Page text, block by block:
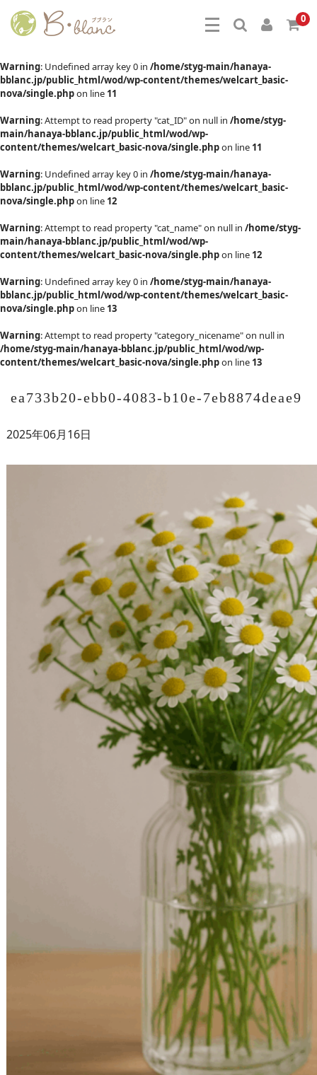
0
Warning: Undefined array key 0 in /home/styg-main/hanaya-
bblanc.jp/public_html/wod/wp-content/themes/welcart_basic-
nova/single.phpon line 11
Warning: Attempt to read property "cat_ID" on null in /home/styg-
main/hanaya-bblanc.jp/public_html/wod/wp-
content/themes/welcart_basic-nova/single.phpon line 11
Warning: Undefined array key 0 in /home/styg-main/hanaya-
bblanc.jp/public_html/wod/wp-content/themes/welcart_basic-
nova/single.phpon line 12
Warning: Attempt to read property "cat_name" on null in /home/styg-
main/hanaya-bblanc.jp/public_html/wod/wp-
content/themes/welcart_basic-nova/single.phpon line 12
Warning: Undefined array key 0 in /home/styg-main/hanaya-
bblanc.jp/public_html/wod/wp-content/themes/welcart_basic-
nova/single.phpon line 13
Warning: Attempt to read property "category_nicename" on null in
/home/styg-main/hanaya-bblanc.jp/public_html/wod/wp-
content/themes/welcart_basic-nova/single.phpon line 13
ea733b20-ebb0-4083-b10e-7eb8874deae9
2025年06月16日